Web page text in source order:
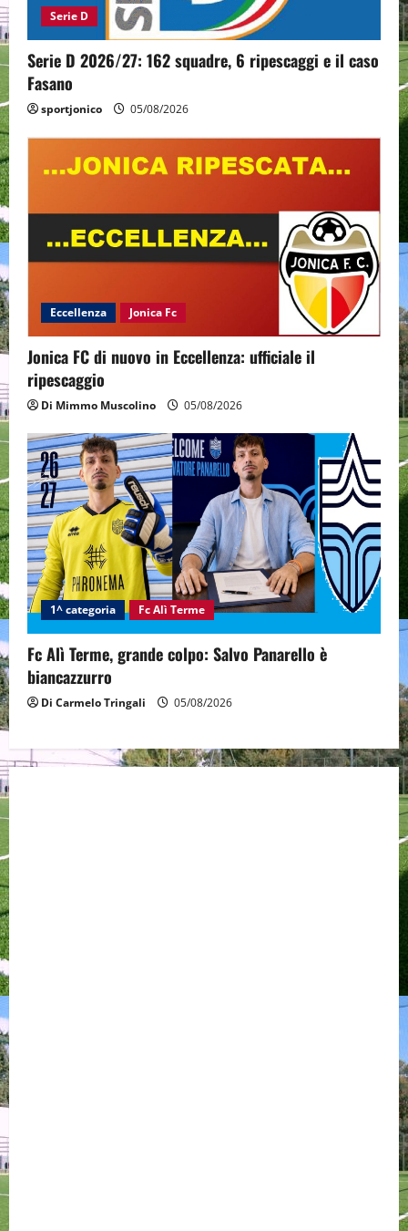
Serie D
Serie D 2026/27: 162 squadre, 6 ripescaggi e il caso
Fasano
sportjonico 05/08/2026
Eccellenza Jonica Fc
Jonica FC di nuovo in Eccellenza: ufficiale il
ripescaggio
Di Mimmo Muscolino 05/08/2026
1^ categoria Fc Alì Terme
Fc Alì Terme, grande colpo: Salvo Panarello è
biancazzurro
Di Carmelo Tringali 05/08/2026